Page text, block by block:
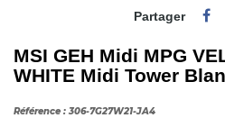
Partager
MSI GEH Midi MPG
WHITE Midi Tower
Référence : 306-7G27W21-JA4